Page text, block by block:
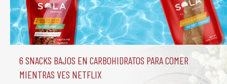
6 Snacks Bajos en Carbohidratos para comer
mientras ves Netflix